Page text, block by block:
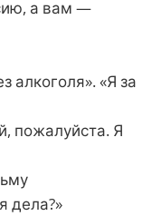
а вам —
алкоголя». «Я за
пожалуйста. Я
дела?»